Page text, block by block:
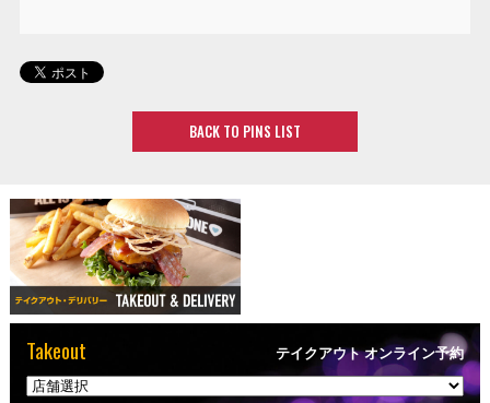
BACK TO PINS LIST
Takeout テイクアウト オンライン予約